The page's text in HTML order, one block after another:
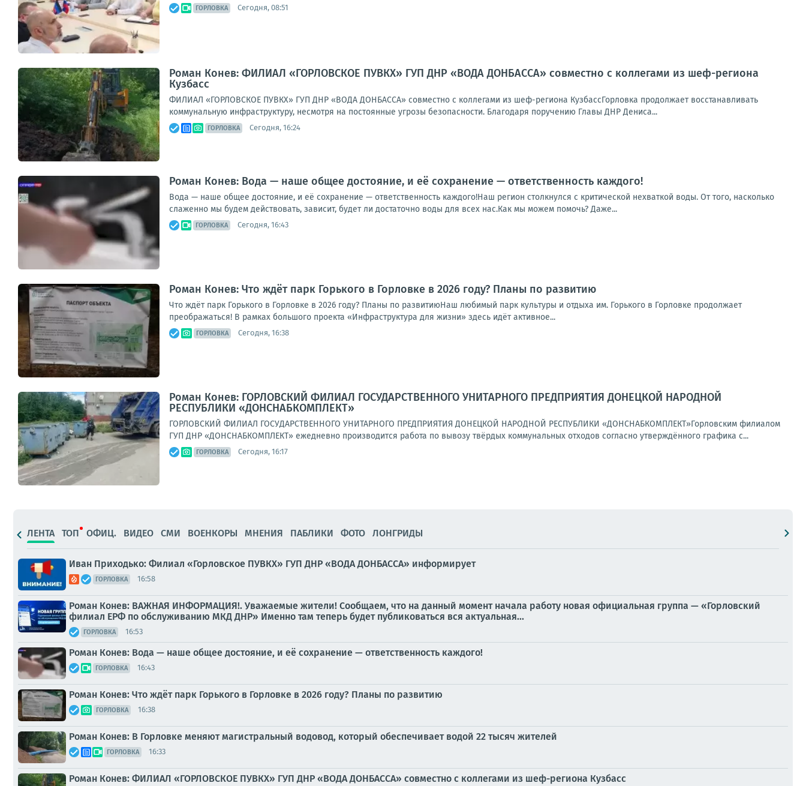
ГОРЛОВКА Сегодня, 08:51
Роман Конев: ФИЛИАЛ «ГОРЛОВСКОЕ ПУВКХ» ГУП ДНР «ВОДА ДОНБАССА» совместно с коллегами из шеф-региона
Кузбасс
ФИЛИАЛ «ГОРЛОВСКОЕ ПУВКХ» ГУП ДНР «ВОДА ДОНБАССА» совместно с коллегами из шеф-региона КузбассГорловка продолжает восстанавливать
коммунальную инфраструктуру, несмотря на постоянные угрозы безопасности. Благодаря поручению Главы ДНР Дениса...
ГОРЛОВКА Сегодня, 16:24
Роман Конев: Вода — наше общее достояние, и её сохранение — ответственность каждого!
Вода — наше общее достояние, и её сохранение — ответственность каждого!Наш регион столкнулся с критической нехваткой воды. От того, насколько
слаженно мы будем действовать, зависит, будет ли достаточно воды для всех нас.Как мы можем помочь? Даже...
ГОРЛОВКА Сегодня, 16:43
Роман Конев: Что ждёт парк Горького в Горловке в 2026 году? Планы по развитию
Что ждёт парк Горького в Горловке в 2026 году? Планы по развитиюНаш любимый парк культуры и отдыха им. Горького в Горловке продолжает
преображаться! В рамках большого проекта «Инфраструктура для жизни» здесь идёт активное...
ГОРЛОВКА Сегодня, 16:38
Роман Конев: ГОРЛОВСКИЙ ФИЛИАЛ ГОСУДАРСТВЕННОГО УНИТАРНОГО ПРЕДПРИЯТИЯ ДОНЕЦКОЙ НАРОДНОЙ
РЕСПУБЛИКИ «ДОНСНАБКОМПЛЕКТ»
ГОРЛОВСКИЙ ФИЛИАЛ ГОСУДАРСТВЕННОГО УНИТАРНОГО ПРЕДПРИЯТИЯ ДОНЕЦКОЙ НАРОДНОЙ РЕСПУБЛИКИ «ДОНСНАБКОМПЛЕКТ»Горловским филиалом
ГУП ДНР «ДОНСНАБКОМПЛЕКТ» ежедневно производится работа по вывозу твёрдых коммунальных отходов согласно утверждённого графика с...
ГОРЛОВКА Сегодня, 16:17
ЛЕНТА ТОП ОФИЦ. ВИДЕО СМИ ВОЕНКОРЫ МНЕНИЯ ПАБЛИКИ ФОТО ЛОНГРИДЫ
Иван Приходько: Филиал «Горловское ПУВКХ» ГУП ДНР «ВОДА ДОНБАССА» информирует
ГОРЛОВКА 16:58
Роман Конев: ВАЖНАЯ ИНФОРМАЦИЯ!. Уважаемые жители! Сообщаем, что на данный момент начала работу новая официальная группа — «Горловский
филиал ЕРФ по обслуживанию МКД ДНР» Именно там теперь будет публиковаться вся актуальная...
ГОРЛОВКА 16:53
Роман Конев: Вода — наше общее достояние, и её сохранение — ответственность каждого!
ГОРЛОВКА 16:43
Роман Конев: Что ждёт парк Горького в Горловке в 2026 году? Планы по развитию
ГОРЛОВКА 16:38
Роман Конев: В Горловке меняют магистральный водовод, который обеспечивает водой 22 тысяч жителей
ГОРЛОВКА 16:33
Роман Конев: ФИЛИАЛ «ГОРЛОВСКОЕ ПУВКХ» ГУП ДНР «ВОДА ДОНБАССА» совместно с коллегами из шеф-региона Кузбасс